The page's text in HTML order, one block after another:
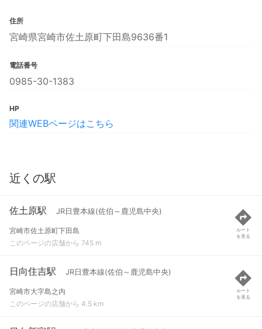
住所
宮崎県宮崎市佐土原町下田島9636番1
電話番号
0985-30-1383
HP
関連WEBページはこちら
近くの駅
佐土原駅 JR日豊本線(佐伯～鹿児島中央)
宮崎市佐土原町下田島
このページの店舗から 745 m
ルート
を見る
日向住吉駅 JR日豊本線(佐伯～鹿児島中央)
宮崎市大字島之内
このページの店舗から 4.5 km
ルート
を見る